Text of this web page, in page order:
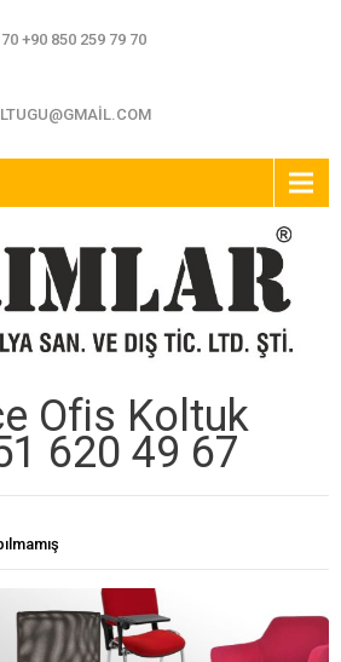
+90 850 259 79 70
Ofis Koltuk
620 49 67